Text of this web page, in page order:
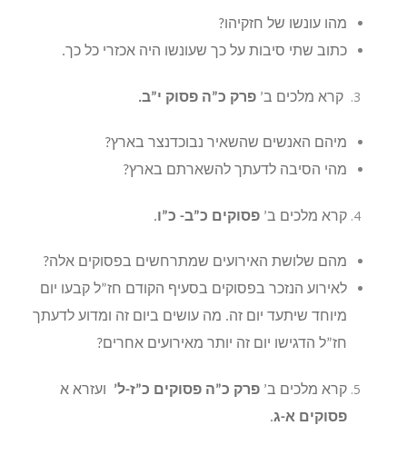
מהו עונשו של חזקיהו?
כתוב שתי סיבות על כך שעונשו היה אכזרי כל כך.
קרא מלכים ב’פרק כ”ה פסוק י”ב.
מיהם האנשים שהשאיר נבוכדנצר בארץ?
מהי הסיבה לדעתך להשארתם בארץ?
קרא מלכים ב’פסוקים כ”ב- כ”ו .
מהם שלושת האירועים שמתרחשים בפסוקים אלה?
לאירוע הנזכר בפסוקים בסעיף הקודם חז”ל קבעו יום
מיוחד שיתעד יום זה. מה עושים ביום זה ומדוע לדעתך
חז”ל הדגישו יום זה יותר מאירועים אחרים?
קרא מלכים ב’פרק כ”ה פסוקים כ”ז-ל’ ועזרא א
פסוקים א-ג.